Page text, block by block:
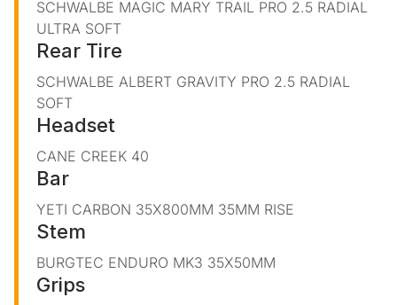
SCHWALBE MAGIC MARY TRAIL PRO 2.5 RADIAL
ULTRA SOFT
Rear Tire
SCHWALBE ALBERT GRAVITY PRO 2.5 RADIAL
SOFT
Headset
CANE CREEK 40
Bar
YETI CARBON 35X800MM 35MM RISE
Stem
BURGTEC ENDURO MK3 35X50MM
Grips